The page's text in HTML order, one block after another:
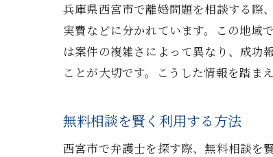
兵庫県西宮市で離婚問題を相談する際
実費などに分かれています。この地域
は案件の複雑さによって異なり、成功
ことが大切です。こうした情報を踏ま
無料相談を賢く利用する方法
西宮市で弁護士を探す際、無料相談を